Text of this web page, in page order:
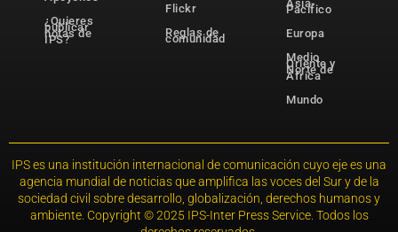
¿Quieres
publicar
notas de
IPS?
Flickr
Reglas de
comunidad
Asia-
Pacífico
Europa
Medio
Oriente y
Norte de
África
Mundo
IPS es una institución internacional de comunicación cuyo eje es una
agencia mundial de noticias que amplifica las voces del Sur y de la
sociedad civil sobre desarrollo, globalización, derechos humanos y
ambiente. Copyright © 2025 IPS-Inter Press Service. Todos los